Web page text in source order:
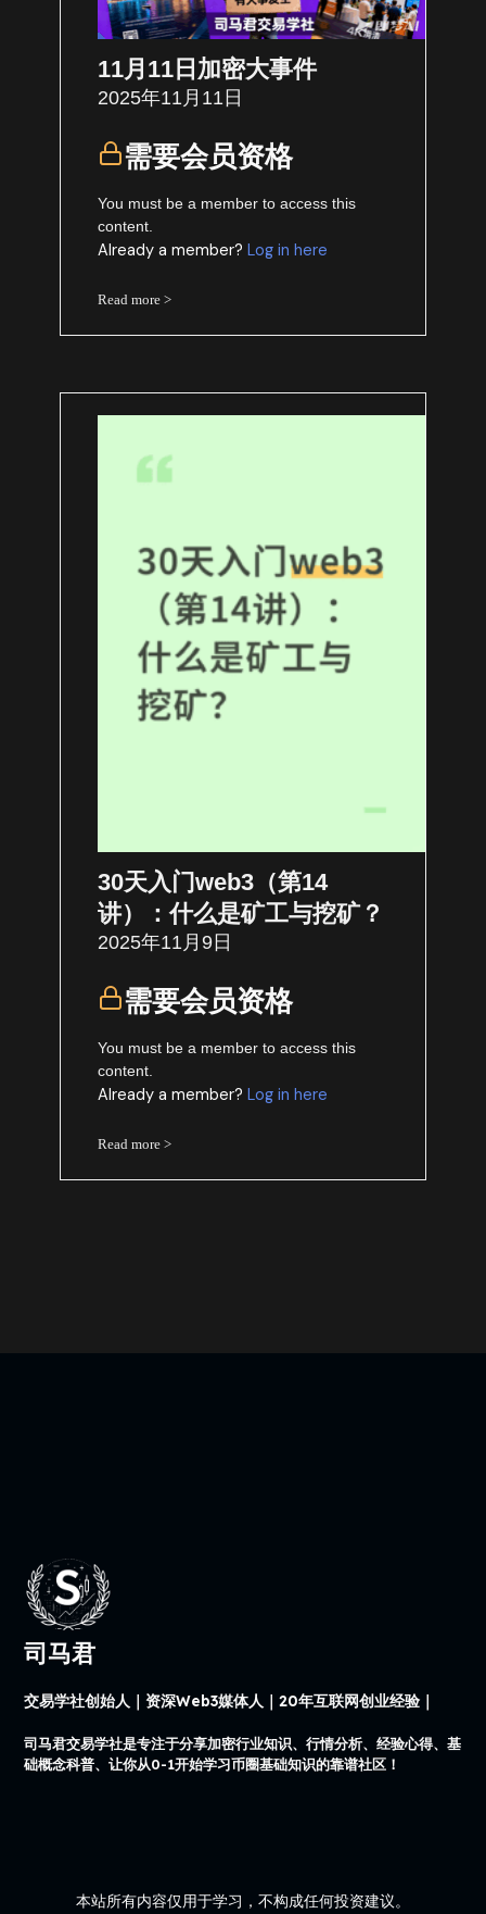
11月11日加密大事件
2025年11月11日
需要会员资格
You must be a member to access this
content.
Already a member?Log in here
Read more >
30天入门web3（第14
讲）：什么是矿工与挖矿？
2025年11月9日
需要会员资格
You must be a member to access this
content.
Already a member?Log in here
Read more >
司马君
交易学社创始人｜资深Web3媒体人｜20年互联网创业经验｜
司马君交易学社是专注于分享加密行业知识、行情分析、经验心得、基
础概念科普、让你从0-1开始学习币圈基础知识的靠谱社区！
本站所有内容仅用于学习，不构成任何投资建议。